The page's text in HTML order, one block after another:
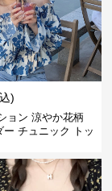
)
ョン 涼やか花柄
ー チュニック トッ